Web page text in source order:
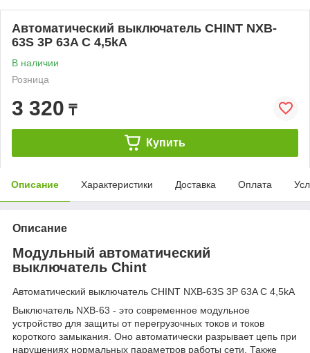
Автоматический выключатель CHINT NXB-
63S 3P 63A C 4,5kA
В наличии
Розница
3 320 ₸
Купить
Описание Характеристики Доставка Оплата
Описание
Модульный автоматический
выключатель Chint
Автоматический выключатель CHINT NXB-63S 3P 63A C 4,5kA
Выключатель NXB-63 - это современное модульное
устройство для защиты от перегрузочных токов и токов
короткого замыкания. Оно автоматически разрывает цепь при
нарушениях нормальных параметров работы сети. Также